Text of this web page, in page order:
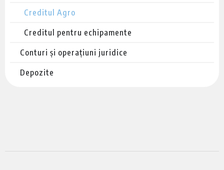
Creditul Agro
Creditul pentru echipamente
Conturi și operațiuni juridice
Depozite